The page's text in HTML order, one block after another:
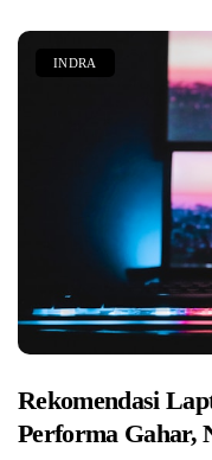
INDRA
Rekomendasi
Performa Gahar,